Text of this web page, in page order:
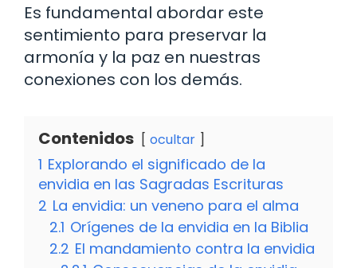
Es fundamental abordar este
sentimiento para preservar la
armonía y la paz en nuestras
conexiones con los demás.
Contenidos ocultar
1 Explorando el significado de la
envidia en las Sagradas Escrituras
2 La envidia: un veneno para el alma
2.1 Orígenes de la envidia en la Biblia
2.2 El mandamiento contra la envidia